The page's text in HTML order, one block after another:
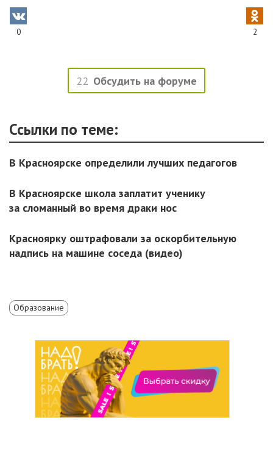
0 2
22 Обсудить на форуме
Ссылки по теме:
В Красноярске определили лучших педагогов
В Красноярске школа заплатит ученику
за сломанный во время драки нос
Красноярку оштрафовали за оскорбительную
надпись на машине соседа (видео)
Образование